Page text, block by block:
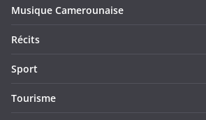
Musique Camerounaise
Récits
Sport
Tourisme